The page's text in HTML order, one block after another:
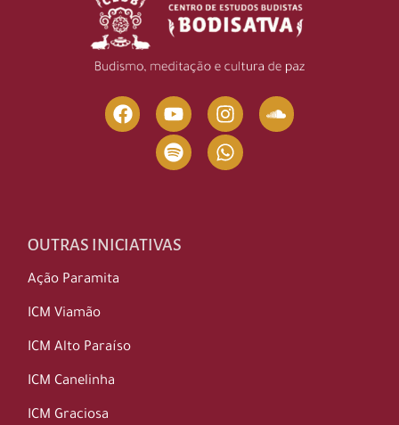
OUTRAS INICIATIVAS
Ação Paramita
ICM Viamão
ICM Alto Paraíso
ICM Canelinha
ICM Graciosa